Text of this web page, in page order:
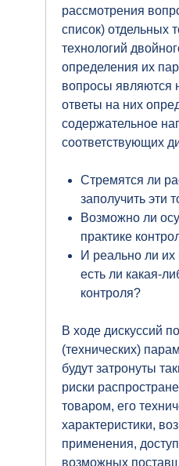
рассмотрения
список) отдельных
технологий
определения их
вопросы являются
ответы на них
содержательное
соответствующих
Стремятся ли
заполучить эти
Возможно ли
практике
И реально ли их
есть ли какая-
контроля?
В ходе дискуссий
(технических)
будут затронуты
риски
товаром, его
характеристики,
применения,
возможных